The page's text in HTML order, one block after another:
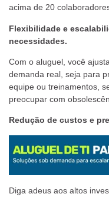
acima de 20
Flexibilidade e
necessidades.
Com o aluguel, você
demanda real, seja para
equipe ou treinamentos,
preocupar com
Redução de custos e
Diga adeus aos altos